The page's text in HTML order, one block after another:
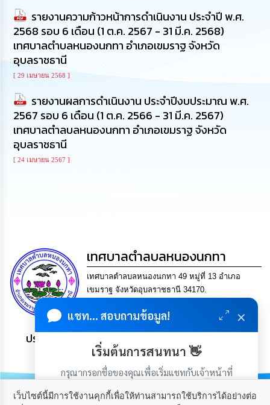
การ
จัด
ซื้อ
จัด
จ้าง
เงิน
การ
คลัง
นโยบาย
No
ป้องกัน
การ
ทุจริต
มาตรการ
ส่ง
เสริม
คุณธรรม
โปร่งใส
รายงานความก้าวหน้าการดำเนินงาน ประจำปี พ.ศ.
2568 รอบ 6 เดือน (1 ต.ค. 2567 - 31 มี.ค. 2568)
เทศบาลตำบลหนองนกทา อำเภอเขมราฐ จังหวัด
อุบลราชธานี
[ 29 เมษายน 2568 ]
รายงานผลการดำเนินงาน ประจำปีงบประมาณ พ.ศ.
2567 รอบ 6 เดือน (1 ต.ค. 2566 - 31 มี.ค. 2567)
เทศบาลตำลบลหนองนกทา อำเภอเขมราฐ จังหวัด
อุบลราชธานี
[ 24 เมษายน 2567 ]
เว็บไซต์นี้มีการใช้งานคุกกี้เพื่อให้ท่านสามารถใช้บริการได้อย่างต่อ
แชท... สอบถามข้อมูล! ×
เริ่มต้นการสนทนา 👋
กรุณากรอกชื่อของคุณเพื่อเริ่มแชทกับเจ้าหน้าที่
เทศบาลตำลบลหนองนกทา
เทศบาลตำลบลหนองนกทา 49 หมู่ที่ 13 อำเภอ
เขมราฐ จังหวัดอุบลราชธานี 34170.
saraban@nongnoktha.go.th
ประชาชน มีภูมิคุ้มกัน พึ่งพาตนเอง พอเพียง เป็นสุข